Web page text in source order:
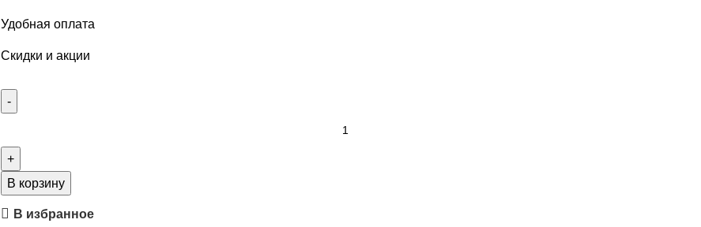
Удобная оплата
Скидки и акции
В корзину
В избранное